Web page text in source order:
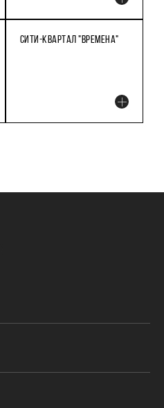
СИТИ-КВАРТАЛ "ВРЕМЕНА"